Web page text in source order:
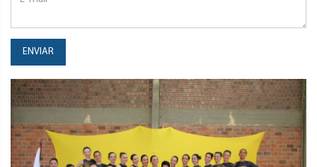
ENVIAR